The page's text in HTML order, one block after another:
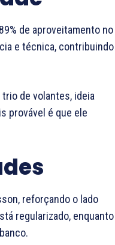
de aproveitamento no
e técnica, contribuindo
de volantes, ideia
provável é que ele
reforçando o lado
regularizado, enquanto